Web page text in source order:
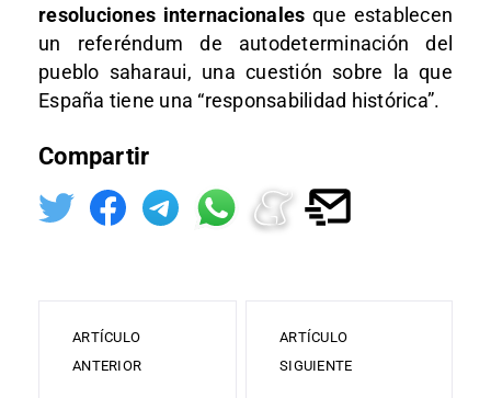
resoluciones internacionales que establecen
un referéndum de autodeterminación del
pueblo saharaui, una cuestión sobre la que
España tiene una “responsabilidad histórica”.
Compartir
ARTÍCULO
ANTERIOR
ARTÍCULO
SIGUIENTE